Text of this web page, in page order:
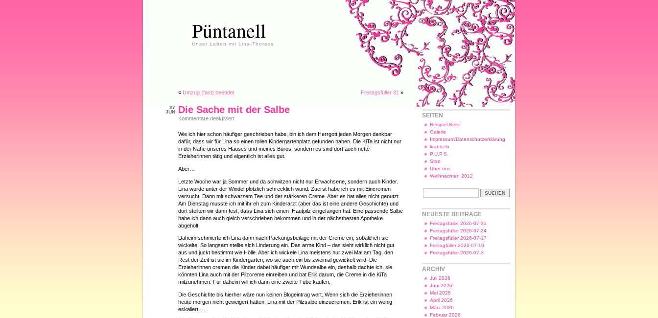
Püntanell
Unser Leben mit Lina-Theresa
« Umzug (fast) beendet Freitagsfüller 81 »
27
JUN
Die Sache mit der Salbe
Kommentare deaktiviertfür
mit
der
Salbe
Wie ich hier schon häufiger geschrieben habe, bin ich dem Herrgott jeden Morgen dankbar
dafür, dass wir für Lina so einen tollen Kindergartenplatz gefunden haben. Die KiTa ist nicht nur
in der Nähe unseres Hauses und meines Büros, sondern es sind dort auch nette
Erzieherinnen tätig und eigentlich ist alles gut.
Aber…
Letzte Woche war ja Sommer und da schwitzen nicht nur Erwachsene, sondern auch Kinder.
Lina wurde unter der Windel plötzlich schrecklich wund. Zuerst habe ich es mit Eincremen
versucht. Dann mit schwarzem Tee und der stärkeren Creme. Aber es hat alles nicht genutzt.
Am Dienstag musste ich mit ihr eh zum Kinderarzt (aber das ist eine andere Geschichte) und
dort stellten wir dann fest, dass Lina sich einen Hautpilz eingefangen hat. Eine passende Salbe
habe ich dann auch gleich verschrieben bekommen und in der nächstbesten Apotheke
abgeholt.
Daheim schmierte ich Lina dann nach Packungsbeilage mit der Creme ein, sobald ich sie
wickelte. So langsam stellte sich Linderung ein. Das arme Kind – das sieht wirklich nicht gut
aus und juckt bestimmt wie Hölle. Aber ich wickele Lina meistens nur zwei Mal am Tag, den
Rest der Zeit ist sie im Kindergarten, wo sie auch ein bis zweimal gewickelt wird. Die
Erzieherinnen cremen die Kinder dabei häufiger mit Wundsalbe ein, deshalb dachte ich, sie
könnten Lina auch mit der Pilzcreme einreiben und bat Erik darum, die Creme in die KiTa
mitzunehmen. Für daheim will ich dann eine zweite Tube kaufen.
Die Geschichte bis hierher wäre nun keinen Blogeintrag wert. Wenn sich die Erzieherinnen
heute morgen nicht geweigert hätten, Lina mit der Pilzsalbe einzucremen. Erik ist ein wenig
eskaliert….
SEITEN
Beispiel-Seite
Galerie
Impressum/Datenschutzerklärung
krabbeln
P.U.P.S.
Start
Über uns
Weihnachten 2012
NEUESTE BEITRÄGE
Freitagsfüller 2026-07-31
Freitagsfüller 2026-07-24
Freitagsfüller 2026-07-17
Freitagfüller 2026-07-10
Freitagsfüller 2026-07-3
ARCHIV
Juli 2026
Juni 2026
Mai 2026
April 2026
März 2026
Februar 2026